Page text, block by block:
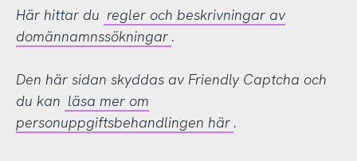
Här hittar du regler och beskrivningar av
domännamnssökningar .
Den här sidan skyddas av Friendly Captcha och
du kan läsa mer om
personuppgiftsbehandlingen här .